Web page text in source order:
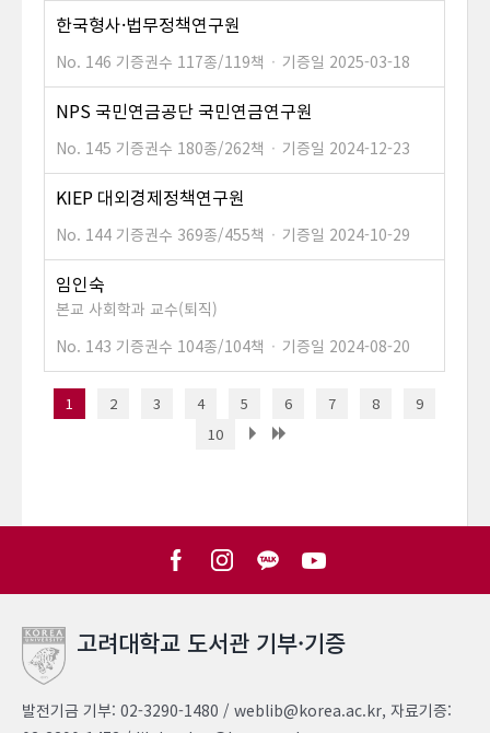
한국형사·법무정책연구원
No. 146 기증권수 117종/119책 · 기증일 2025-03-18
NPS 국민연금공단 국민연금연구원
No. 145 기증권수 180종/262책 · 기증일 2024-12-23
KIEP 대외경제정책연구원
No. 144 기증권수 369종/455책 · 기증일 2024-10-29
임인숙
본교 사회학과 교수(퇴직)
No. 143 기증권수 104종/104책 · 기증일 2024-08-20
1 2 3 4 5 6 7 8
9
10
고려대학교 도서관 기부·기증
발전기금 기부: 02-3290-1480 / weblib@korea.ac.kr, 자료기증: